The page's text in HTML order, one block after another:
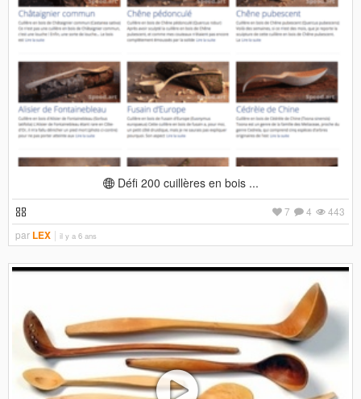
Défi 200 cuillères en bois ...
443
4
7
par LEX il y a 6 ans